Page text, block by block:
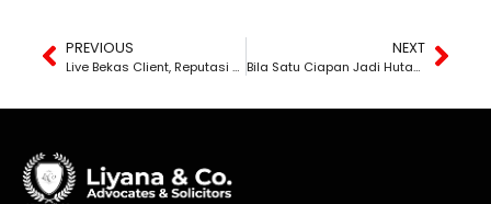
PREVIOUS
Live Bekas Client, Reputasi Usahawan Musnah
NEXT
Bila Satu Ciapan Jadi Hutang Undang-Undang